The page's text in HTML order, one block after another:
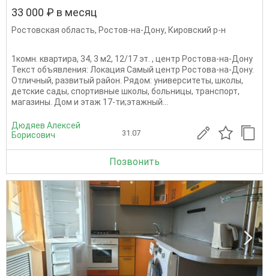
33 000 ₽ в месяц
Ростовская область, Ростов-на-Дону, Кировский р-н
1комн. квартира, 34, 3 м2, 12/17 эт. , центр Ростова-на-Дону
Текст объявления: Локация Самый центр Ростова-на-Дону.
Отличный, развитый район. Рядом: университеты, школы,
детские сады, спортивные школы, больницы, транспорт,
магазины. Дом и этаж 17-ти;этажный...
Дюдяев Алексей
Борисович
31.07
Позвонить